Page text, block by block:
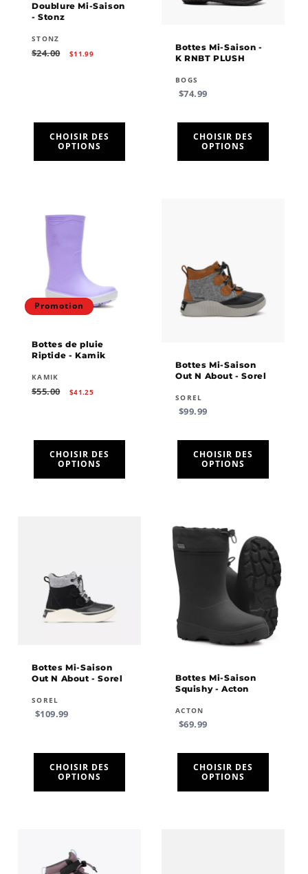
Doublure Mi-Saison
- Stonz
Fournisseur :
STONZ
Prix
$24.00
Prix
$11.99
CHOISIR DES
OPTIONS
Bottes Mi-Saison -
K RNBT PLUSH
Fournisseur :
BOGS
Prix
$74.99
CHOISIR DES
OPTIONS
Promotion
Bottes de pluie
Riptide - Kamik
Fournisseur :
KAMIK
Prix
$55.00
Prix
$41.25
CHOISIR DES
OPTIONS
Bottes Mi-Saison
Out N About - Sorel
Fournisseur :
SOREL
Prix
$99.99
CHOISIR DES
OPTIONS
Bottes Mi-Saison
Out N About - Sorel
Fournisseur :
SOREL
Prix
$109.99
CHOISIR DES
OPTIONS
Bottes Mi-Saison
Squishy - Acton
Fournisseur :
ACTON
Prix
$69.99
CHOISIR DES
OPTIONS